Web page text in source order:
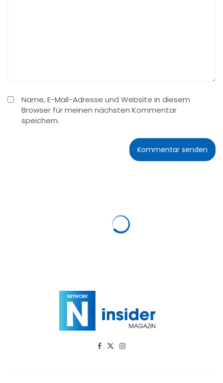
Name, E-Mail-Adresse und Website in diesem
Browser für meinen nächsten Kommentar
speichern.